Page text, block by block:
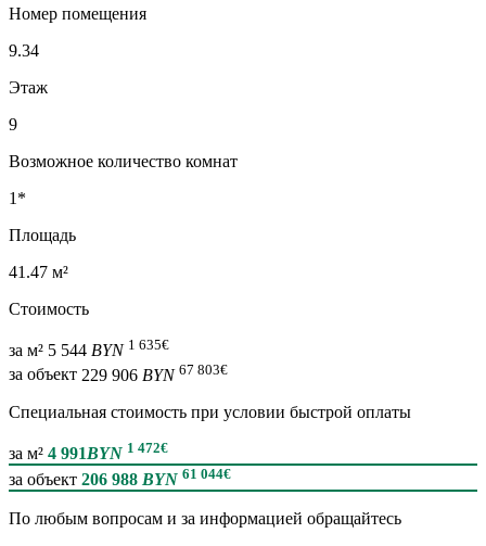
Номер помещения
9.34
Этаж
9
Возможное количество комнат
1*
Площадь
41.47 м²
Стоимость
за м² 5 544 BYN 1 635€
за объект 229 906 BYN 67 803€
Специальная cтоимость при условии быстрой оплаты
за м² 4 991BYN 1 472€
за объект 206 988 BYN 61 044€
По любым вопросам и за информацией обращайтесь